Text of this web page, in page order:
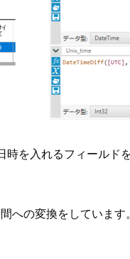
時を入れるフィール
の変換をしています